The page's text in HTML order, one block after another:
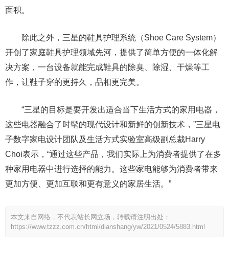
面积。
除此之外，三星的鞋具护理系统（Shoe Care System）
开创了家庭鞋具护理领域先河，提供了简单方便的一体化解
决方案，一台设备就能完成鞋具的除臭、除湿、干燥等工
作，让鞋子穿的更持久，品相更完美。
“三星的目标是要开发出适合当下生活方式的家用电器，
这些电器融合了时髦的现代设计和新鲜的创新技术，”三星电
子数字家电设计团队及生活方式实验室高级副总裁Harry
Choi表示，“通过这些产品，我们实际上为消费者提供了在多
种家用电器中进行选择的能力。这些家电能够为消费者带来
更加方便、更加互联和更有意义的家居生活。”
本文来自网络，不代表站长网立场，转载请注明出处：
https://www.tzzz.com.cn/html/dianshang/yw/2021/0524/5883.html